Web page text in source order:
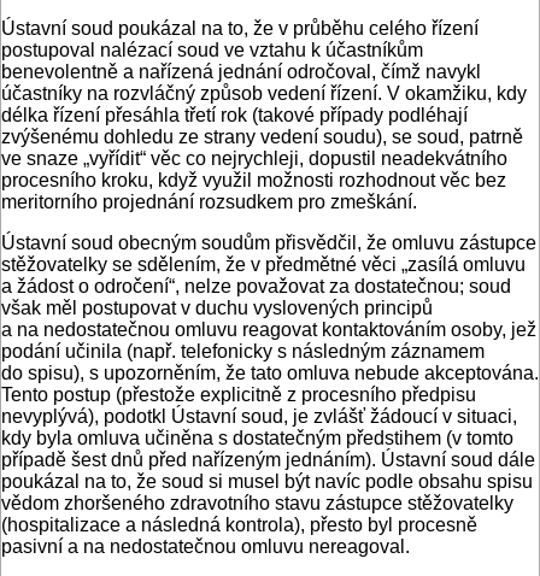
Ústavní soud poukázal na to, že v průběhu celého řízení
postupoval nalézací soud ve vztahu k účastníkům
benevolentně a nařízená jednání odročoval, čímž navykl
účastníky na rozvláčný způsob vedení řízení. V okamžiku, kdy
délka řízení přesáhla třetí rok (takové případy podléhají
zvýšenému dohledu ze strany vedení soudu), se soud, patrně
ve snaze „vyřídit“ věc co nejrychleji, dopustil neadekvátního
procesního kroku, když využil možnosti rozhodnout věc bez
meritorního projednání rozsudkem pro zmeškání.
Ústavní soud obecným soudům přisvědčil, že omluvu zástupce
stěžovatelky se sdělením, že v předmětné věci „zasílá omluvu
a žádost o odročení“, nelze považovat za dostatečnou; soud
však měl postupovat v duchu vyslovených principů
a na nedostatečnou omluvu reagovat kontaktováním osoby, jež
podání učinila (např. telefonicky s následným záznamem
do spisu), s upozorněním, že tato omluva nebude akceptována.
Tento postup (přestože explicitně z procesního předpisu
nevyplývá), podotkl Ústavní soud, je zvlášť žádoucí v situaci,
kdy byla omluva učiněna s dostatečným předstihem (v tomto
případě šest dnů před nařízeným jednáním). Ústavní soud dále
poukázal na to, že soud si musel být navíc podle obsahu spisu
vědom zhoršeného zdravotního stavu zástupce stěžovatelky
(hospitalizace a následná kontrola), přesto byl procesně
pasivní a na nedostatečnou omluvu nereagoval.